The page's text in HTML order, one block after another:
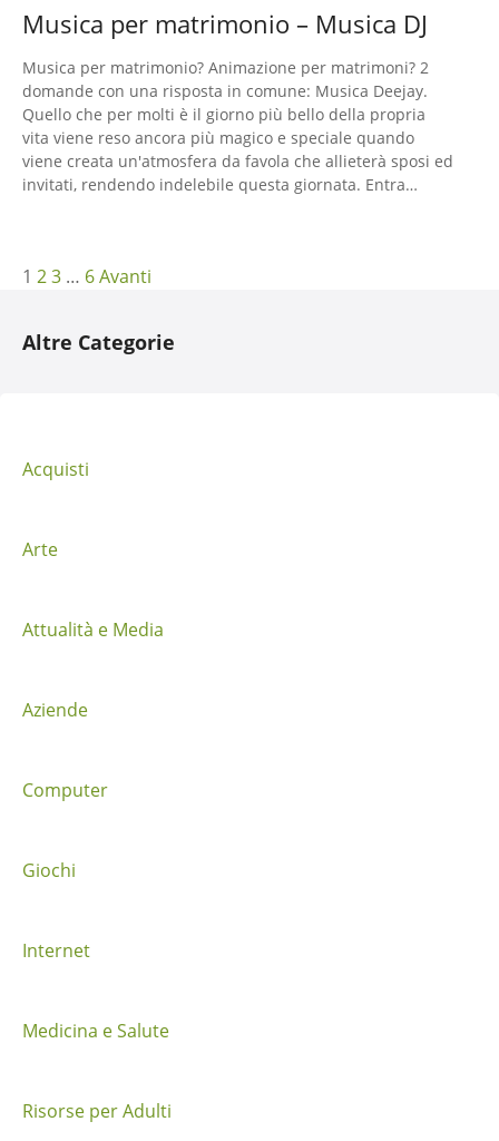
Musica per matrimonio – Musica DJ
Musica per matrimonio? Animazione per matrimoni? 2
domande con una risposta in comune: Musica Deejay.
Quello che per molti è il giorno più bello della propria
vita viene reso ancora più magico e speciale quando
viene creata un'atmosfera da favola che allieterà sposi ed
invitati, rendendo indelebile questa giornata. Entra…
N
a
g
z
o
n
t
a
p
o
t
1 23 … 6Avanti
Altre Categorie
Acquisti
Arte
Attualità e Media
Aziende
Computer
Giochi
Internet
Medicina e Salute
Risorse per Adulti